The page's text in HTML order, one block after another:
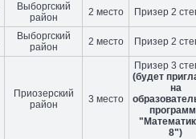
Выборгский
район
2 место Призер 2
Выборгский
район
2 место Призер 2
Приозерский
район
3 место
Призер 3
(будет
на
8")